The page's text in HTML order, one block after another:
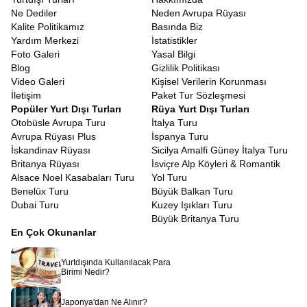
kılmak amacıyla titizlikle hazırlanmıştır.
İspanya Turu Fırsatları
Yurt dışı seyahatlerinin en düşündürücü kısmı şüphesiz vize
süreçleridir. Ancak bir tur programına dahil olmak, bu süreci
bireysel başvurulara göre daha öngörülebilir kılar.
Başvurusu
ile yapıldığında, konsolosluklar seyahat
amacınızın, konaklamanızın ve ulaşımınızın garanti altında
olduğunu görür. Avrupa Rüyası olarak, vize başvuru sürecinizde
size rehberlik ediyoruz. Gerekli evrakların düzenlenmesi, randevu
süreçleri ve dosya hazırlığı konularında tecrübeli ekibimizle
yanınızdayız. Tur katılımcısı olmanız, seyahat planınızın net ve
belgeli olmasını sağladığı için vize başvurunuzun değerlendirilme
aşamasında olumlu bir referans teşkil eder.
Vize maliyetleri, seyahat bütçesinin önemli bir kalemidir ve
bu ücretler konsolosluklar tarafından belirlenir.
İspanya turistik vize ücret
tutarları, yetişkinler ve çocuklar
için farklılık gösterebilir ve zaman zaman güncellenebilir.
Bu ücret, vize harcı ve aracı kurum hizmet bedelini kapsar.
Avrupa Rüyası olarak, tur ücretinin dışında kalan bu
kalemi, başvuru aşamasında size net bir şekilde
bildiriyoruz.
Vize ücretinin ödenmesi, seyahat sigortasının yapılması
gibi bürokratik detaylarda kaybolmanıza izin vermeden,
Ne Dediler
Kalite Politikamız
Yardım Merkezi
Foto Galeri
Blog
Video Galeri
İletişim
Neden Avrupa Rüyası
Basında Biz
İstatistikler
Yasal Bilgi
Gizlilik Politikası
Kişisel Verilerin Korunması
Paket Tur Sözleşmesi
Popüler Yurt Dışı Turları
Otobüsle Avrupa Turu
Avrupa Rüyası Plus
İskandinav Rüyası
Britanya Rüyası
Alsace Noel Kasabaları Turu
Benelüx Turu
Dubai Turu
Rüya Yurt Dışı Turları
İtalya Turu
İspanya Turu
Sicilya Amalfi Güney İtalya Turu
İsviçre Alp Köyleri & Romantik
Yol Turu
Büyük Balkan Turu
Kuzey Işıkları Turu
Büyük Britanya Turu
En Çok Okunanlar
Yurtdışında Kullanılacak Para
Birimi Nedir?
Japonya'dan Ne Alınır?